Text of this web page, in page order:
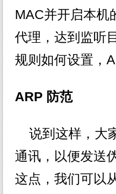
MAC并开启本机
代理，达到监听
规则如何设置，
ARP 防范
说到这样，大
通讯，以便发送
这点，我们可以